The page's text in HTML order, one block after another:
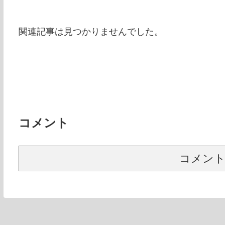
関連記事は見つかりませんでした。
コメント
コメン